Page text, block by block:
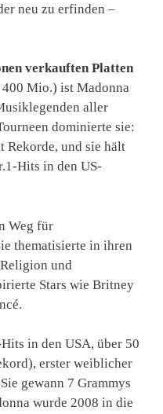
neu zu erfinden –
verkauften Platten
Mio.) ist Madonna
aller
dominierte sie:
Rekorde, und sie hält
Hits in den US-
Weg für
thematisierte in ihren
und
Stars wie Britney
in den USA, über 50
erster weiblicher
gewann 7 Grammys
wurde 2008 in die